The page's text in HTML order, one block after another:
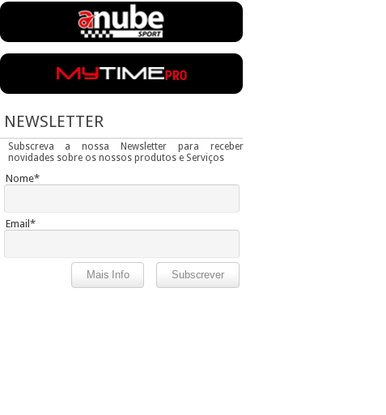
NEWSLETTER
Subscreva a nossa Newsletter para receber
novidades sobre os nossos produtos e Serviços
Nome*
Email*